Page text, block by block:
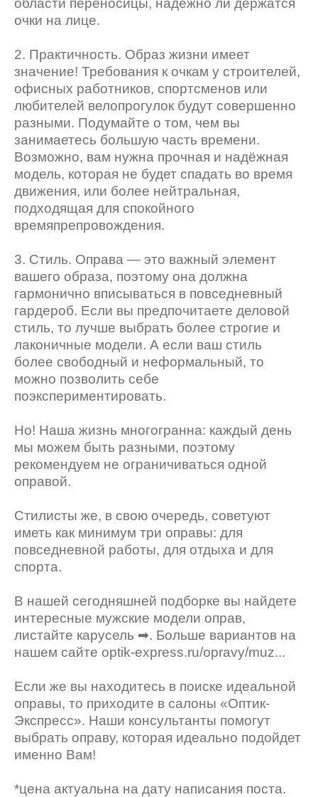
области переносицы, надёжно ли держатся
очки на лице.
2. Практичность. Образ жизни имеет
значение! Требования к очкам у строителей,
офисных работников, спортсменов или
любителей велопрогулок будут совершенно
разными. Подумайте о том, чем вы
занимаетесь большую часть времени.
Возможно, вам нужна прочная и надёжная
модель, которая не будет спадать во время
движения, или более нейтральная,
подходящая для спокойного
времяпрепровождения.
3. Стиль. Оправа — это важный элемент
вашего образа, поэтому она должна
гармонично вписываться в повседневный
гардероб. Если вы предпочитаете деловой
стиль, то лучше выбрать более строгие и
лаконичные модели. А если ваш стиль
более свободный и неформальный, то
можно позволить себе
поэкспериментировать.
Но! Наша жизнь многогранна: каждый день
мы можем быть разными, поэтому
рекомендуем не ограничиваться одной
оправой.
Стилисты же, в свою очередь, советуют
иметь как минимум три оправы: для
повседневной работы, для отдыха и для
спорта.
В нашей сегодняшней подборке вы найдете
интересные мужские модели оправ,
листайте карусель ➡. Больше вариантов на
нашем сайте optik-express.ru/opravy/muz...
Если же вы находитесь в поиске идеальной
оправы, то приходите в салоны «Оптик-
Экспресс». Наши консультанты помогут
выбрать оправу, которая идеально подойдет
именно Вам!
*цена актуальна на дату написания поста.